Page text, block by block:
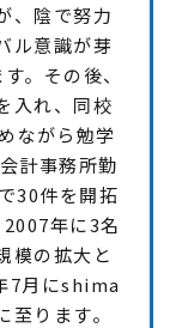
、陰で努力
ル意識が芽
。その後、
入れ、同校
ながら勉学
計事務所勤
30件を開拓
年に3名
模の拡大と
7月にshima
ります。